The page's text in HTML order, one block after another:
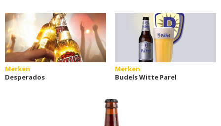
Merken
Desperados
Merken
Budels Witte Parel